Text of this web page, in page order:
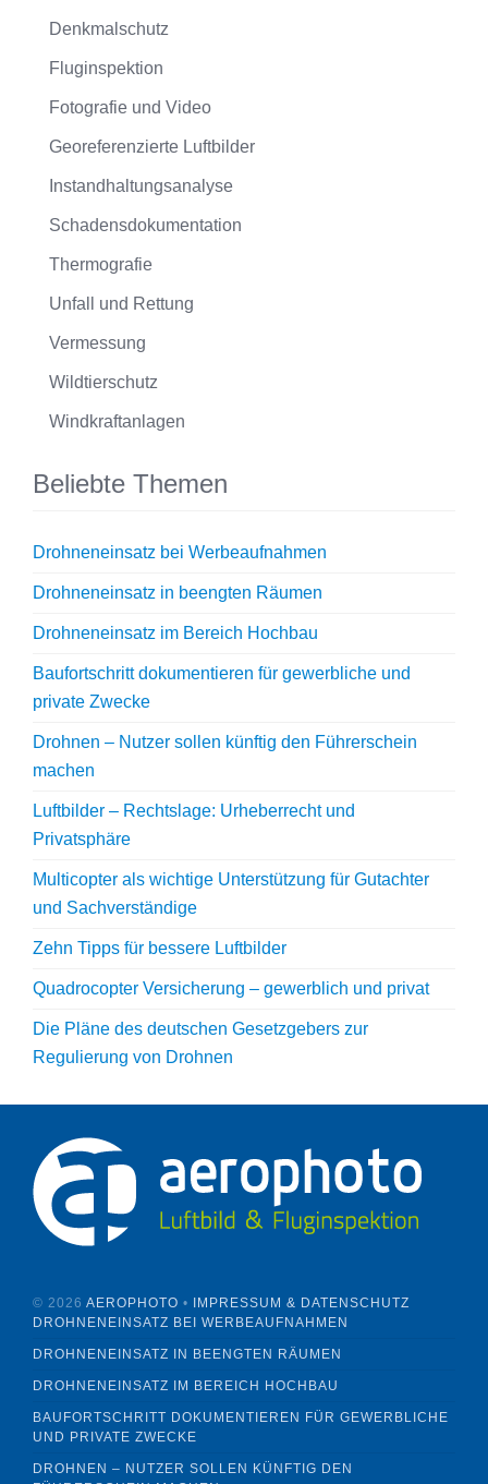
Denkmalschutz
Fluginspektion
Fotografie und Video
Georeferenzierte Luftbilder
Instandhaltungsanalyse
Schadensdokumentation
Thermografie
Unfall und Rettung
Vermessung
Wildtierschutz
Windkraftanlagen
Beliebte Themen
Drohneneinsatz bei Werbeaufnahmen
Drohneneinsatz in beengten Räumen
Drohneneinsatz im Bereich Hochbau
Baufortschritt dokumentieren für gewerbliche und
private Zwecke
Drohnen – Nutzer sollen künftig den Führerschein
machen
Luftbilder – Rechtslage: Urheberrecht und
Privatsphäre
Multicopter als wichtige Unterstützung für Gutachter
und Sachverständige
Zehn Tipps für bessere Luftbilder
Quadrocopter Versicherung – gewerblich und privat
Die Pläne des deutschen Gesetzgebers zur
Regulierung von Drohnen
© 2026 AEROPHOTO •
IMPRESSUM & DATENSCHUTZ
DROHNENEINSATZ BEI WERBEAUFNAHMEN
DROHNENEINSATZ IN BEENGTEN RÄUMEN
DROHNENEINSATZ IM BEREICH HOCHBAU
BAUFORTSCHRITT DOKUMENTIEREN FÜR GEWERBLICHE
UND PRIVATE ZWECKE
DROHNEN – NUTZER SOLLEN KÜNFTIG DEN